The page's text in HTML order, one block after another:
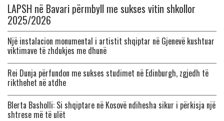
LAPSH në Bavari përmbyll me sukses vitin shkollor
2025/2026
Një instalacion monumental i artistit shqiptar në Gjenevë kushtuar
viktimave të zhdukjes me dhunë
Rei Dunja përfundon me sukses studimet në Edinburgh, zgjedh të
rikthehet në atdhe
Blerta Basholli: Si shqiptare në Kosovë ndihesha sikur i përkisja një
shtrese më të ulët